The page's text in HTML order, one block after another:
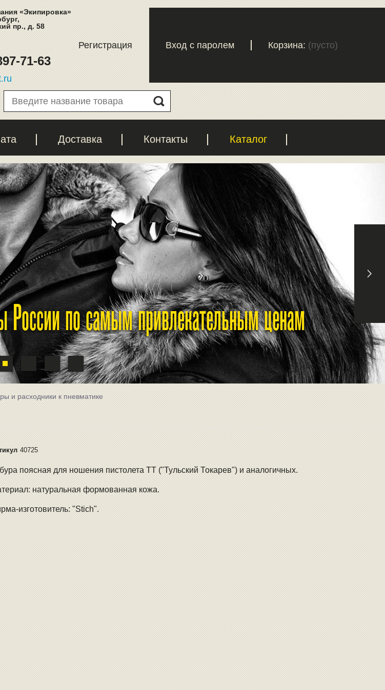
«Экипировка»
пр., д. 58
71-63
Регистрация Вход с паролем Корзина: (пусто)
Доставка Контакты Каталог
России по самым привлекательным ценам
и расходники к пневматике
40725
поясная для ношения пистолета TT ("Тульский Токарев") и аналогичных.
натуральная формованная кожа.
изготовитель: "Stich".